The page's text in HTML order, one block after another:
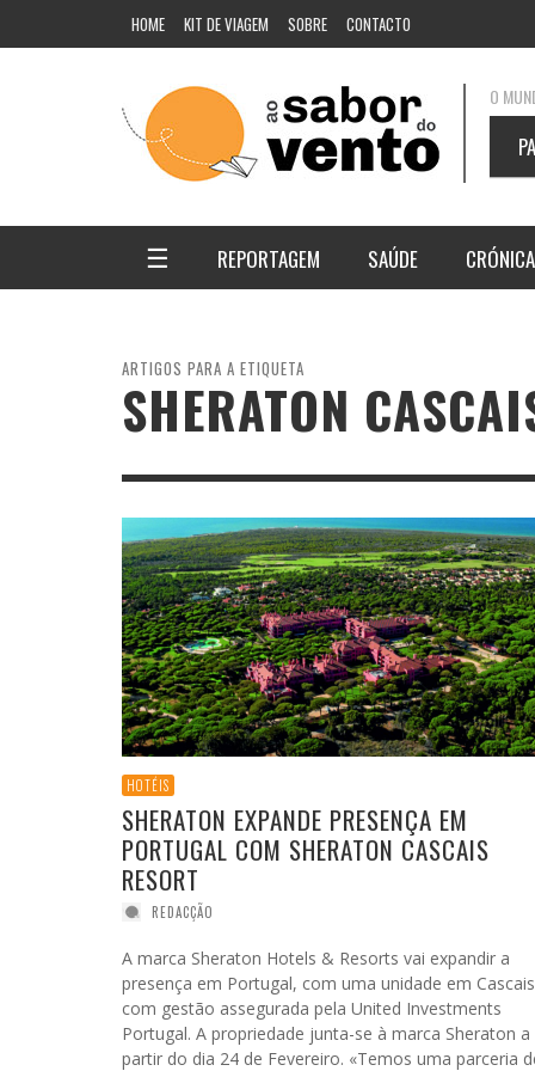
HOME KIT DE VIAGEM SOBRE CONTACTO
O
☰ REPORTAGEM
JOINVILLE: CONHECÊ-LA É FAZER UM BOM
NEGÓCIO
ÁTILA MUNIZ, 20 DE ABRIL DE 2018
SAÚDE
ENCEFALITE JAPONESA NAS VIAGENS:
SINTOMATOLOGIA E PREVENÇÃO
AGOSTINHO MENDES, 25 DE NOVEMBRO DE 2015
SARAJEVO: ENCONTRO DE DOIS MUNDOS
RICARDO RIBEIRO, 29 DE AGOSTO DE 2016
ESCALADA
PERCURSOS PEDESTRES
EM
MÚSICA E FESTIVAIS
RESTAURANTES
SINGAPURA: UMA CIDADE MODERNA PERFEITA
PARA VIAJANTES
REDACÇÃO, 11 DE AGOSTO DE 2021
JOÃO LEITÃO, UM VIAJANTE QUE GOSTA DE
VIVER O MUNDO COMO ELE É
AGOSTINHO MENDES, 10 DE FEVEREIRO DE 2016
ARTIGOS PARA A ETIQUETA
SHERATON
HOTÉIS
SHERATON EXPANDE PRESENÇA EM
PORTUGAL COM SHERATON CASCAIS
RESORT
REDACÇÃO
A marca Sheraton Hotels & Resorts vai expandir a
presença em Portugal, com uma unidade em Cascais
com gestão assegurada pela United Investments
Portugal. A propriedade junta-se à marca Sheraton a
partir do dia 24 de Fevereiro. «Temos uma parceria